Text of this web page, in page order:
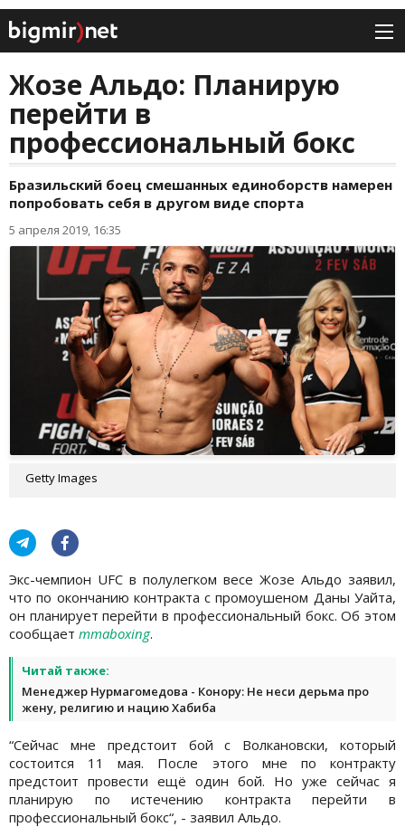
Жозе Альдо: Планирую
перейти в
профессиональный бокс
Бразильский боец смешанных единоборств намерен
попробовать себя в другом виде спорта
5 апреля 2019, 16:35
Getty Images
Экс-чемпион UFC в полулегком весе Жозе Альдо заявил,
что по окончанию контракта с промоушеном Даны Уайта,
он планирует перейти в профессиональный бокс. Об этом
сообщает mmaboxing.
Читай также:
Менеджер Нурмагомедова - Конору: Не неси дерьма про
жену, религию и нацию Хабиба
“Сейчас мне предстоит бой с Волкановски, который
состоится 11 мая. После этого мне по контракту
предстоит провести ещё один бой. Но уже сейчас я
планирую по истечению контракта перейти в
профессиональный бокс“, - заявил Альдо.